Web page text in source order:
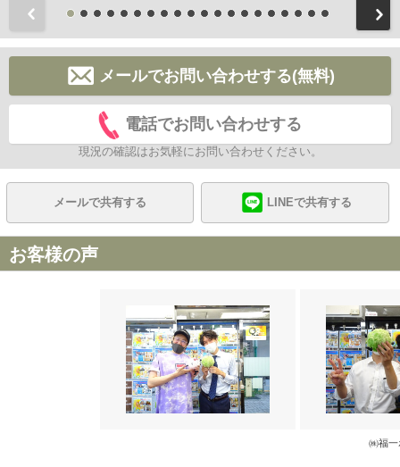
メールでお問い合わせする(無料)
電話でお問い合わせする
現況の確認はお気軽にお問い合わせください。
メールで共有する LINEで共有する
お客様の声
㈱福一